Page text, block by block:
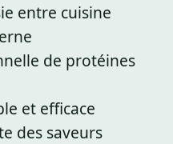
entre cuisine
de protéines
et efficace
des saveurs